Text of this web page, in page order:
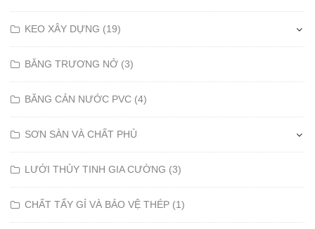
KEO XÂY DỰNG (19)
BĂNG TRƯƠNG NỞ (3)
BĂNG CẢN NƯỚC PVC (4)
SƠN SÀN VÀ CHẤT PHỦ
LƯỚI THỦY TINH GIA CƯỜNG (3)
CHẤT TẨY GỈ VÀ BẢO VỆ THÉP (1)